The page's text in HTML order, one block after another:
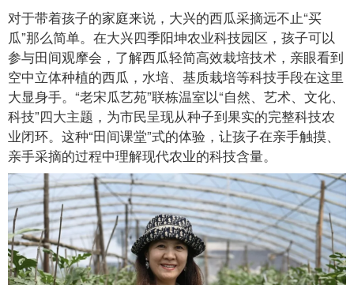
对于带着孩子的家庭来说，大兴的西瓜采摘远不止“买
瓜”那么简单。在大兴四季阳坤农业科技园区，孩子可以
参与田间观摩会，了解西瓜轻简高效栽培技术，亲眼看到
空中立体种植的西瓜，水培、基质栽培等科技手段在这里
大显身手。“老宋瓜艺苑”联栋温室以“自然、艺术、文化、
科技”四大主题，为市民呈现从种子到果实的完整科技农
业闭环。这种“田间课堂”式的体验，让孩子在亲手触摸、
亲手采摘的过程中理解现代农业的科技含量。